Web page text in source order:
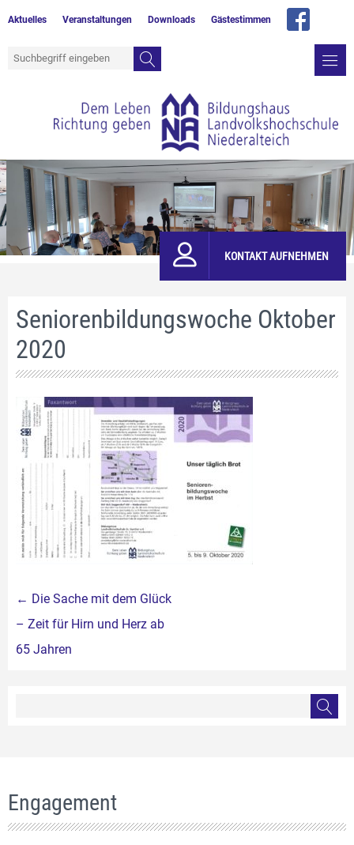
Aktuelles Veranstaltungen Downloads Gästestimmen
KONTAKT AUFNEHMEN
Seniorenbildungswoche Oktober
2020
Beitragsnavigation
← Die Sache mit dem Glück
– Zeit für Hirn und Herz ab
65 Jahren
Engagement